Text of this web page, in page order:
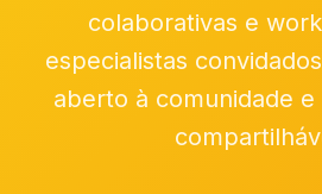
colaborativas e
especialistas
aberto à comunidade e